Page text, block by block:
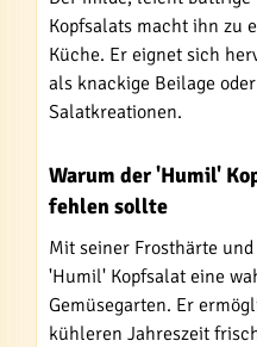
Kopfsalats macht ihn zu
Küche. Er eignet sich
als knackige Beilage
Salatkreationen.
Warum der 'Humil'
fehlen sollte
Mit seiner Frosthärte
'Humil' Kopfsalat eine
Gemüsegarten. Er
kühleren Jahreszeit